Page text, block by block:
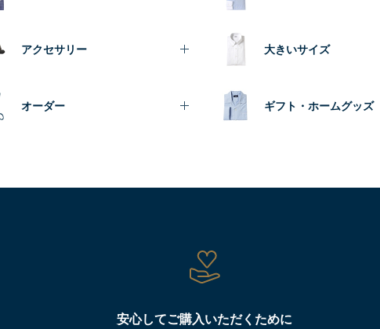
アクセサリー
オーダー
大きいサイズ
ギフト・ホームグッズ
安心してご購入いただくために